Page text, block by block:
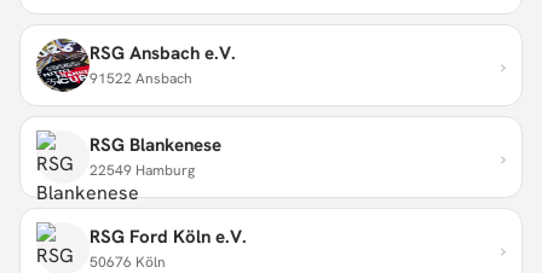
RSG Ansbach e.V.
91522 Ansbach ›
RSG Blankenese
22549 Hamburg ›
RSG Ford Köln e.V.
50676 Köln ›